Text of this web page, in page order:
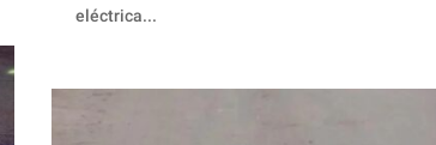
eléctrica...